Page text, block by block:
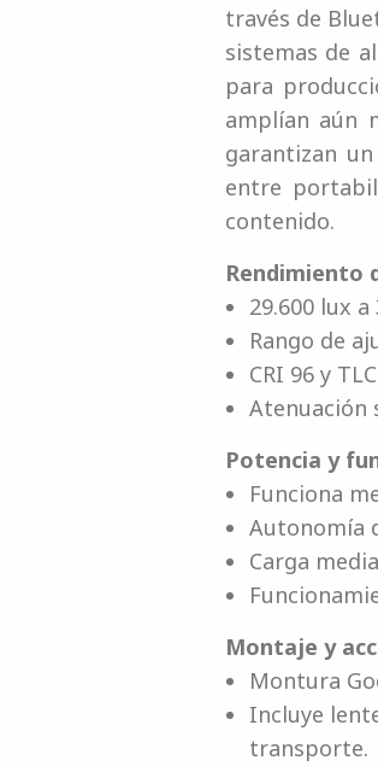
través de
sistemas de
para
amplían aún
garantizan
entre
contenido.
Rendimiento
29.600 lux
Rango de
CRI 96 y
Atenuación
Potencia y
Funciona
Autonomía
Carga
Montaje y
Montura
Incluye
transporte.